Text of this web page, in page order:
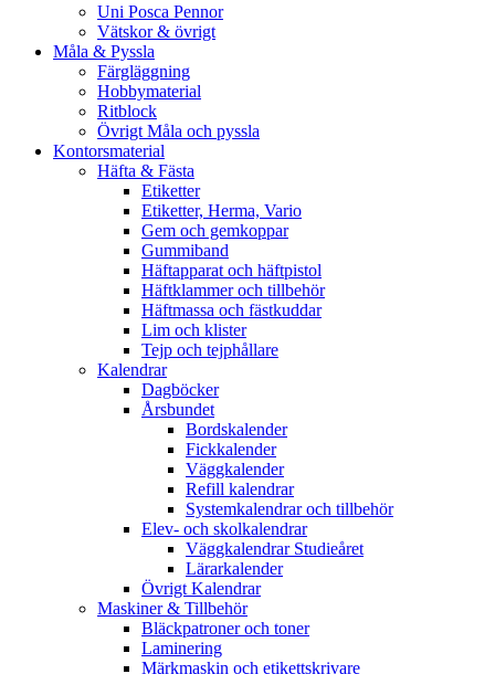
Uni Posca Pennor
Vätskor & övrigt
Måla & Pyssla
Färgläggning
Hobbymaterial
Ritblock
Övrigt Måla och pyssla
Kontorsmaterial
Häfta & Fästa
Etiketter
Etiketter, Herma, Vario
Gem och gemkoppar
Gummiband
Häftapparat och häftpistol
Häftklammer och tillbehör
Häftmassa och fästkuddar
Lim och klister
Tejp och tejphållare
Kalendrar
Dagböcker
Årsbundet
Bordskalender
Fickkalender
Väggkalender
Refill kalendrar
Systemkalendrar och tillbehör
Elev- och skolkalendrar
Väggkalendrar Studieåret
Lärarkalender
Övrigt Kalendrar
Maskiner & Tillbehör
Bläckpatroner och toner
Laminering
Märkmaskin och etikettskrivare